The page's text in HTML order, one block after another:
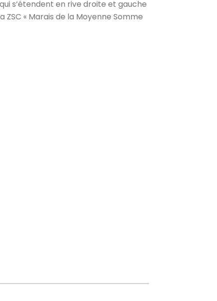
s’étendent en rive droite et gauche
« Marais de la Moyenne Somme